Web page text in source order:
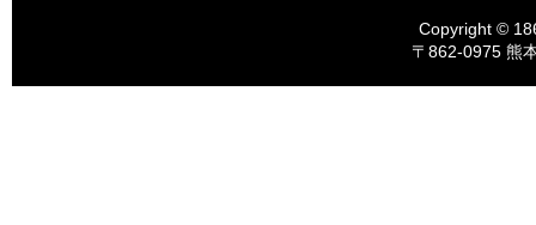
Copyright ©
〒862-0975 熊